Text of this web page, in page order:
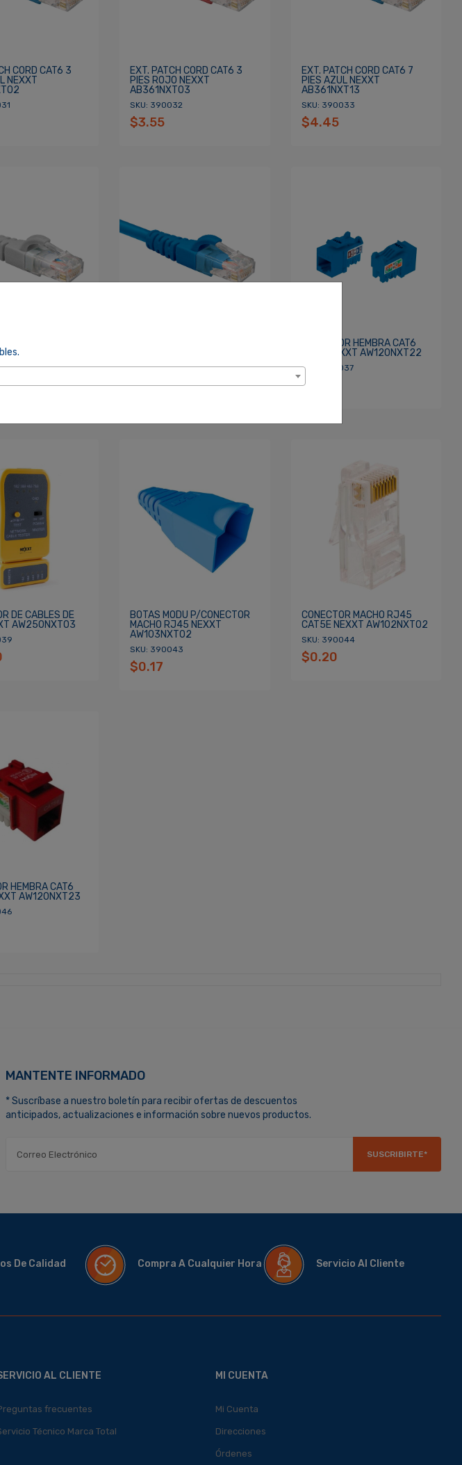
CORD CAT6 3
NEXXT
EXT. PATCH CORD CAT6 3
PIES ROJO NEXXT
AB361NXT03
SKU: 390032
$3.55
EXT. PATCH CORD CAT6 7
PIES AZUL NEXXT
AB361NXT13
SKU: 390033
$4.45
CONECTOR HEMBRA CAT6
AZUL NEXXT AW120NXT22
SKU: 390037
$4.25
DE CABLES DE
AW250NXT03
BOTAS MODU P/CONECTOR
MACHO RJ45 NEXXT
AW103NXT02
SKU: 390043
$0.17
CONECTOR MACHO RJ45
CAT5E NEXXT AW102NXT02
SKU: 390044
$0.20
HEMBRA CAT6
AW120NXT23
MANTENTE INFORMADO
* Suscríbase a nuestro boletín para recibir ofertas de descuentos
anticipados, actualizaciones e información sobre nuevos productos.
SUSCRIBIRTE*
De Calidad Compra A Cualquier Hora Servicio Al Cliente
AL CLIENTE
frecuentes
Técnico Marca Total
MI CUENTA
Mi Cuenta
Direcciones
Órdenes